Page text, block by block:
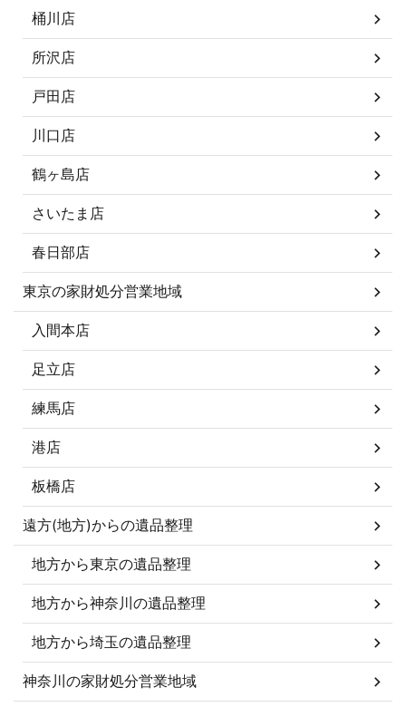
桶川店
所沢店
戸田店
川口店
鶴ヶ島店
さいたま店
春日部店
東京の家財処分営業地域
入間本店
足立店
練馬店
港店
板橋店
遠方(地方)からの遺品整理
地方から東京の遺品整理
地方から神奈川の遺品整理
地方から埼玉の遺品整理
神奈川の家財処分営業地域